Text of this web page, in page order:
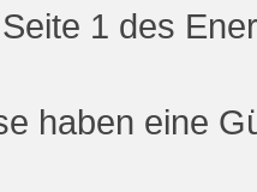
1 des
haben eine